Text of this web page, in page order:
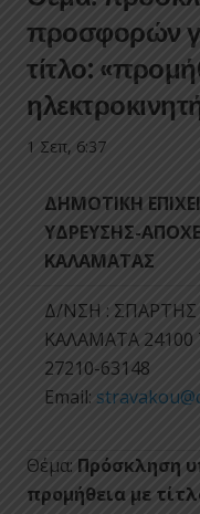
προσφορών
τίτλο:
1 Σεπ, 6:37
ΔΗΜΟΤΙΚΗ
ΥΔΡΕΥΣΗΣ-
ΚΑΛΑΜΑΤΑΣ
Δ/ΝΣΗ : ΣΠΑΡΤΗΣ
ΚΑΛΑΜΑΤΑ 24100
27210-63148
Email:
Θέμα: Πρόσκληση
προμήθεια με